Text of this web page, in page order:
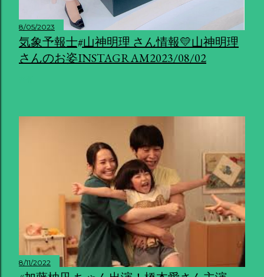
8/05/2023
気象予報士#山神明理 さん情報💛山神明理
さんのお姿INSTAGRAM2023/08/02
8/11/2022